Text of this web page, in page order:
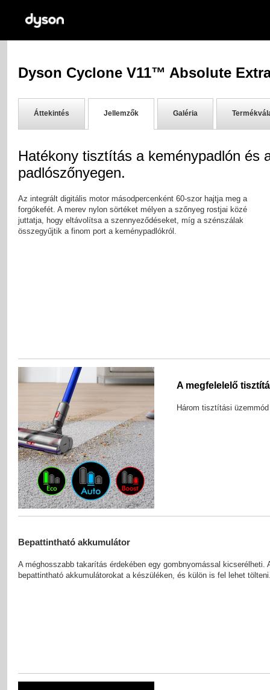
Dyson Cyclone V11™ Absolute
Próbálja ki 30 napig
Áttekintés Jellemzők Galéria
Hatékony tisztítás a keménypadlón és
padlószőnyegen.
Az integrált digitális motor másodpercenként 60-szor hajtja meg a
forgókefét. A merev nylon sörtéket mélyen a szőnyeg rostjai közé
juttatja, hogy eltávolítsa a szennyeződéseket, míg a szénszálak
összegyűjtik a finom port a keménypadlókról.
A megfelelelő
Három tisztítási
Bepattintható akkumulátor
A méghosszabb takarítás érdekében egy gombnyomással kicserélheti.
bepattintható akkumulátorokat a készüléken, és külön is fel lehet